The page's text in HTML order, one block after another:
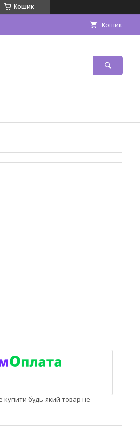
Кошик
Кошик
купити будь-який товар не